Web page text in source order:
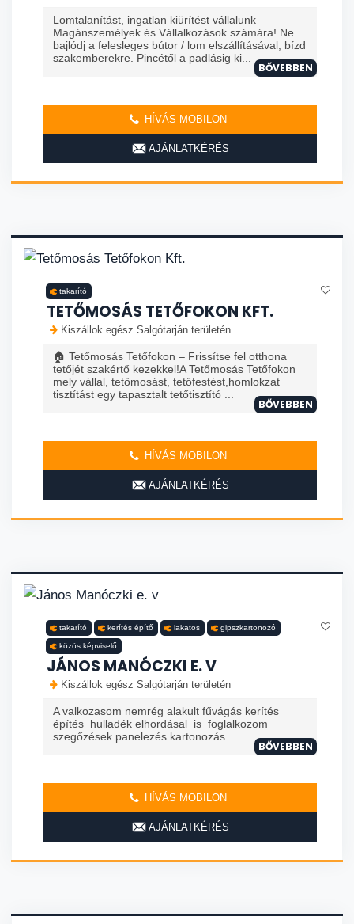
Lomtalanítást, ingatlan kiürítést vállalunk
Magánszemélyek és Vállalkozások számára! Ne
bajlódj a felesleges bútor / lom elszállításával, bízd
szakemberekre. Pincétől a padlásig ki...
BŐVEBBEN
HÍVÁS MOBILON
AJÁNLATKÉRÉS
takarító
TETŐMOSÁS TETŐFOKON KFT.
Kiszállok egész Salgótarján területén
🏠 Tetőmosás Tetőfokon – Frissítse fel otthona
tetőjét szakértő kezekkel!A Tetőmosás Tetőfokon
mely vállal, tetőmosást, tetőfestést,homlokzat
tisztítást egy tapasztalt tetőtisztító ...
BŐVEBBEN
HÍVÁS MOBILON
AJÁNLATKÉRÉS
takarító kerítés építő lakatos gipszkartonozó
közös képviselő
JÁNOS MANÓCZKI E. V
Kiszállok egész Salgótarján területén
A valkozasom nemrég alakult fűvágás kerítés
építés hulladék elhordásal is foglalkozom
szegőzések panelezés kartonozás
BŐVEBBEN
HÍVÁS MOBILON
AJÁNLATKÉRÉS